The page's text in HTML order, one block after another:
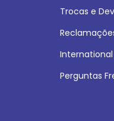
Trocas e
International
Perguntas